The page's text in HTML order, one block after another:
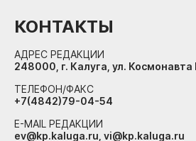
КОНТАКТЫ
АДРЕС РЕДАКЦИИ
248000, г. Калуга, ул.
ТЕЛЕФОН/ФАКС
+7(4842)79-04-54
E-MAIL РЕДАКЦИИ
ev@kp.kaluga.ru, vi@kp.kaluga.ru